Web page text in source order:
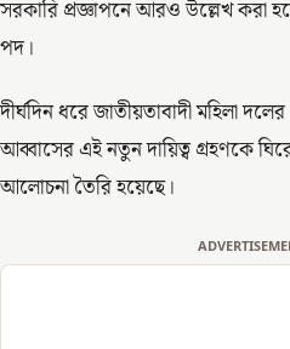
সরকারি প্রজ্ঞাপনে আরও উল্লেখ করা
পদ।
দীর্ঘদিন ধরে জাতীয়তাবাদী মহিলা
আব্বাসের এই নতুন দায়িত্ব গ্রহণকে
আলোচনা তৈরি হয়েছে।